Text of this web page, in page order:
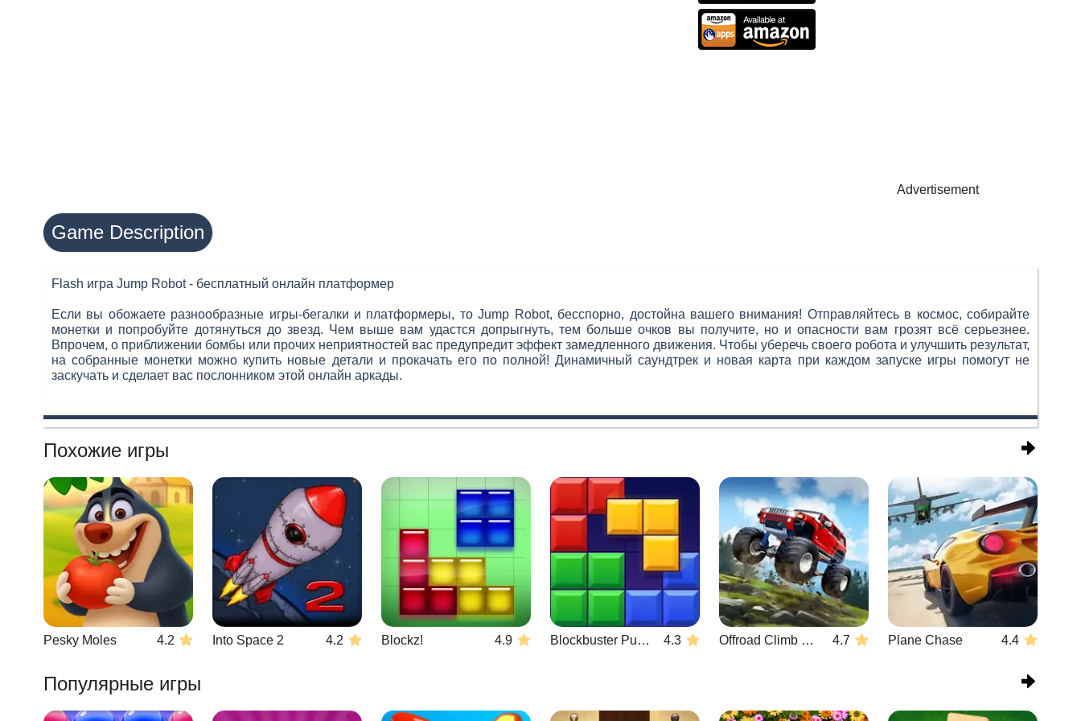
Advertisement
Game Description
Flash игра Jump Robot - бесплатный онлайн платформер
Если вы обожаете разнообразные игры-бегалки и платформеры, то Jump Robot, бесспорно, достойна вашего внимания! Отправляйтесь в космос, собирайте
монетки и попробуйте дотянуться до звезд. Чем выше вам удастся допрыгнуть, тем больше очков вы получите, но и опасности вам грозят всё серьезнее.
Впрочем, о приближении бомбы или прочих неприятностей вас предупредит эффект замедленного движения. Чтобы уберечь своего робота и улучшить результат,
на собранные монетки можно купить новые детали и прокачать его по полной! Динамичный саундтрек и новая карта при каждом запуске игры помогут не
заскучать и сделает вас послонником этой онлайн аркады.
Похожие игры
Pesky Moles 4.2 Into Space 2 4.2 Blockz! 4.9 Blockbuster Puzzle 4.3 Offroad Climb 4x4 4.7 Plane Chase 4.4
Популярные игры